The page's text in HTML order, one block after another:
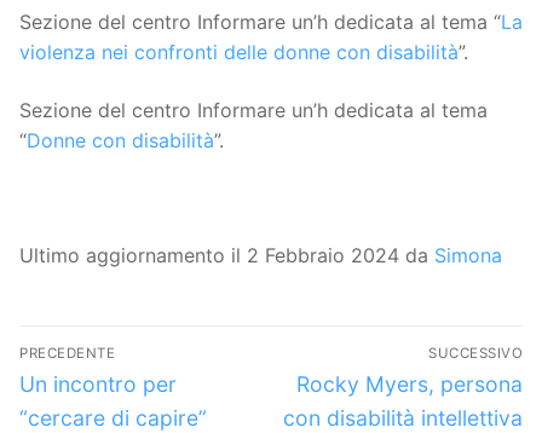
Sezione del centro Informare un’h dedicata al tema “La
violenza nei confronti delle donne con disabilità”.
Sezione del centro Informare un’h dedicata al tema
“Donne con disabilità”.
Ultimo aggiornamento il 2 Febbraio 2024 da Simona
Navigazione
articoli
PRECEDENTE
Articolo
precedente:
Un incontro per
“cercare di capire”
SUCCESSIVO
Articolo
successivo:
Rocky Myers, persona
con disabilità intellettiva